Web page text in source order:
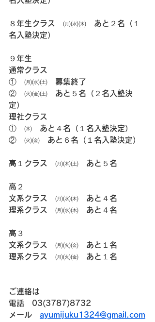
８年生クラス　㈪㈬㈭　あと２名（１
名入塾決定）
９年生
通常クラス
①　㈪㈬㈯　募集終了
②　㈫㈮㈯　あと５名（２名入塾決
定）
理社クラス
①　㈭　あと４名（１名入塾決定）
②　㈫㈮　あと６名（１名入塾決定）
高１クラス　㈪㈭㈯　あと５名
高２
文系クラス　㈪㈬㈭　あと４名
理系クラス　㈪㈬㈭　あと４名
高３
文系クラス　㈪㈫㈮　あと１名
理系クラス　㈪㈫㈮　あと１名
ご連絡は
電話　03(3787)8732
メール ayumijuku1324@gmail.com